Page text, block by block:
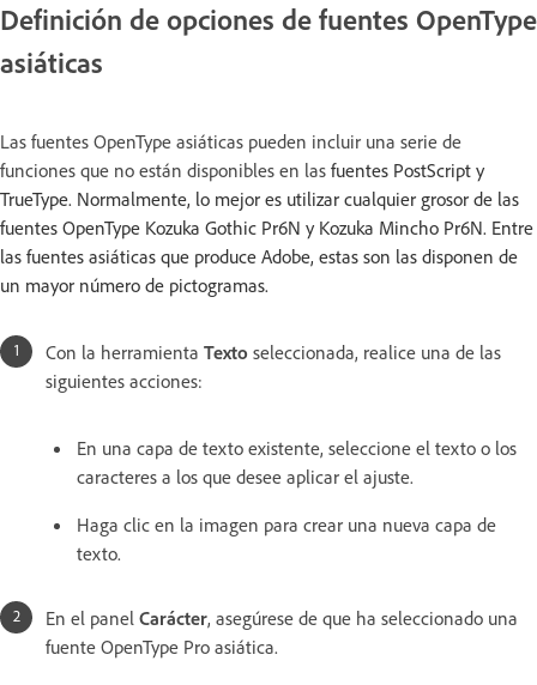
Definición de opciones de fuentes OpenType
asiáticas
Las fuentes OpenType asiáticas pueden incluir una serie de
funciones que no están disponibles en las fuentes PostScript y
TrueType. Normalmente, lo mejor es utilizar cualquier grosor de las
fuentes OpenType Kozuka Gothic Pr6N y Kozuka Mincho Pr6N. Entre
las fuentes asiáticas que produce Adobe, estas son las disponen de
un mayor número de pictogramas.
Con la herramienta Texto seleccionada, realice una de las
siguientes acciones:
En una capa de texto existente, seleccione el texto o los
caracteres a los que desee aplicar el ajuste.
Haga clic en la imagen para crear una nueva capa de
texto.
En el panel Carácter, asegúrese de que ha seleccionado una
fuente OpenType Pro asiática.